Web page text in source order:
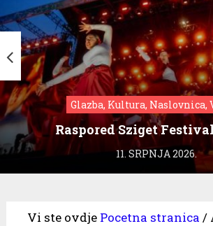
Glazba, Kultura, Naslovnica,
Raspored Sziget
11. SRPNJA 2026.
Vi ste ovdje Pocetna stranica /